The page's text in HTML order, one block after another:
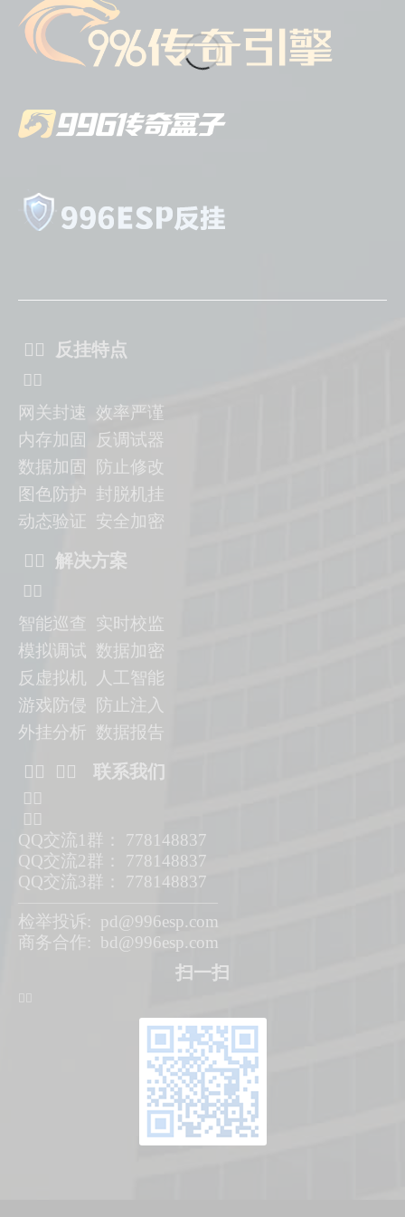
ᅟᅠ 反挂特点
ᅟᅠ
网关封速 效率严谨
内存加固 反调试器
数据加固
防止修改
图色防护 封脱机挂
动态验证 安全加密
ᅟᅠ 解决方案
ᅟᅠ
智能巡查 实时校监
模拟调试 数据加密
反虚拟机
人工智能
游戏防侵 防止注入
外挂分析 数据报告
ᅟᅠ ᅟᅠ 联系我们
ᅟᅠ
ᅟᅠ
QQ交流1群： 778148837
QQ交流2群： 778148837
QQ交流3群： 778148837
—————————————————
检举投诉: pd@996esp.com
商务合作: bd@996esp.com
扫一扫